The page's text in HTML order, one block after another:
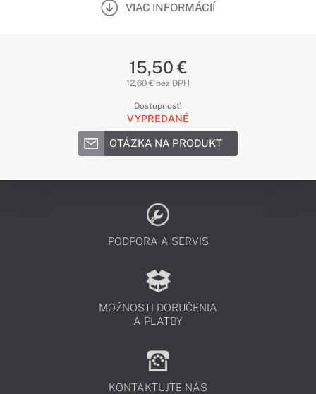
VIAC INFORMÁCIÍ
15,50 €
12,60 € bez DPH
Dostupnosť:
VYPREDANÉ
OTÁZKA NA PRODUKT
PODPORA A SERVIS
MOŽNOSTI DORUČENIA
A PLATBY
KONTAKTUJTE NÁS